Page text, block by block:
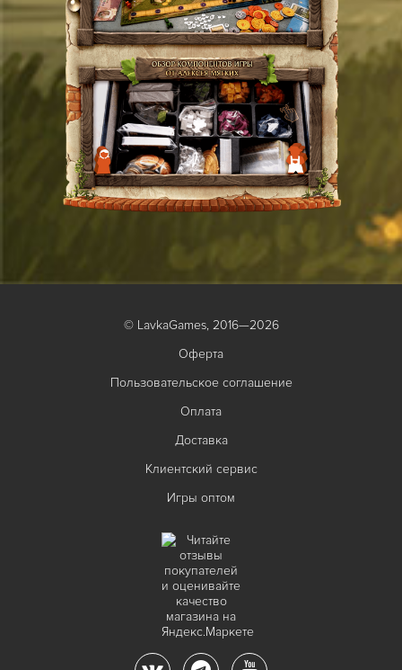
© LavkaGames, 2016—2026
Оферта
Пользовательское соглашение
Оплата
Доставка
Клиентский сервис
Игры оптом